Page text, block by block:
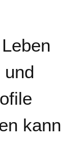
kann